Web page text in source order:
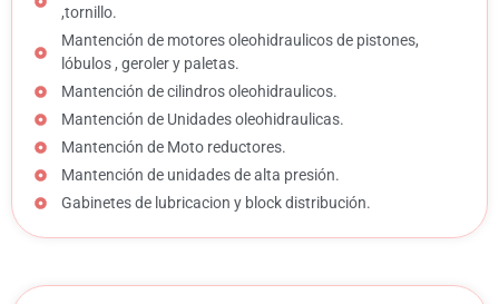
,tornillo.
Mantención de motores oleohidraulicos de pistones,
lóbulos , geroler y paletas.
Mantención de cilindros oleohidraulicos.
Mantención de Unidades oleohidraulicas.
Mantención de Moto reductores.
Mantención de unidades de alta presión.
Gabinetes de lubricacion y block distribución.